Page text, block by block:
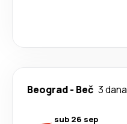
Beograd- Beč 3 dana
sub 26 sep